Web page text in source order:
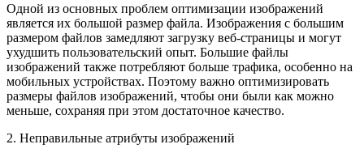
Одной из основных проблем оптимизации изображений
является их большой размер файла. Изображения с большим
размером файлов замедляют загрузку веб-страницы и могут
ухудшить пользовательский опыт. Большие файлы
изображений также потребляют больше трафика, особенно на
мобильных устройствах. Поэтому важно оптимизировать
размеры файлов изображений, чтобы они были как можно
меньше, сохраняя при этом достаточное качество.
2. Неправильные атрибуты изображений